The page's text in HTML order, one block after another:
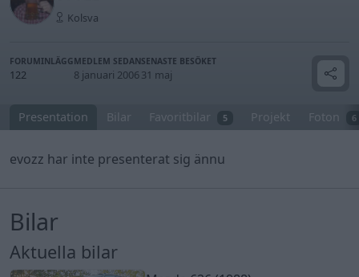
Kolsva
FORUMINLÄGG
122
MEDLEM SEDAN
8 januari 2006
SENASTE BESÖKET
31 maj
Presentation Bilar Favoritbilar 5 Projekt Foton 6
evozz har inte presenterat sig ännu
Bilar
Aktuella bilar